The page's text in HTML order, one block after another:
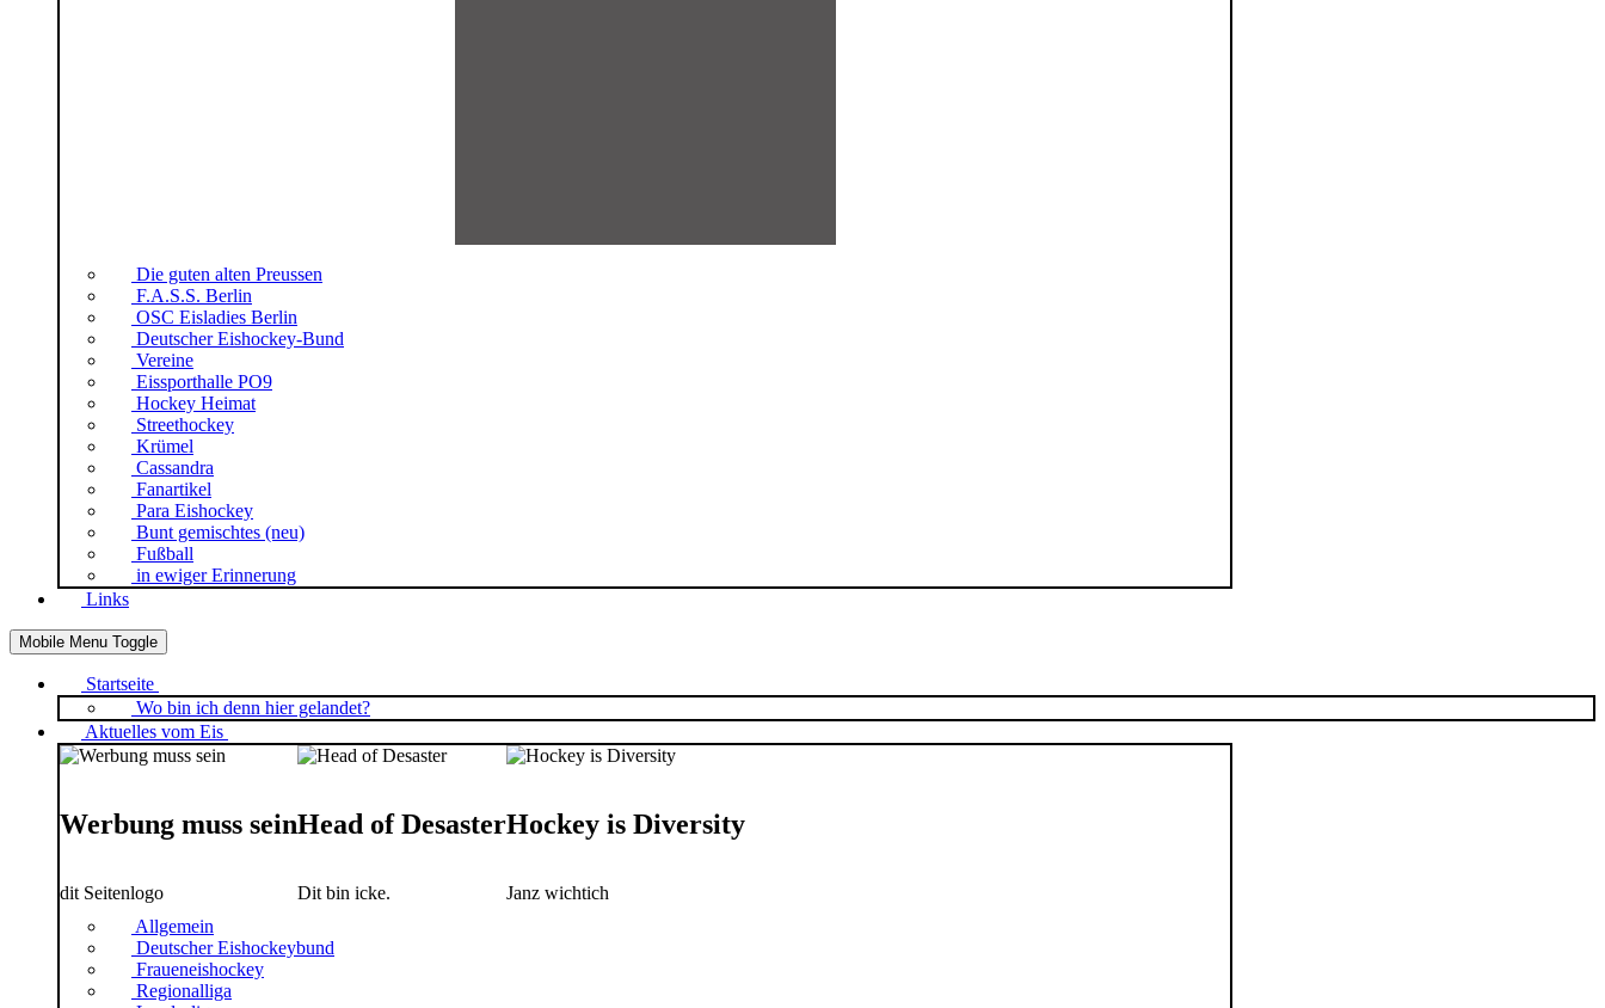
Die guten alten Preussen
F.A.S.S. Berlin
OSC Eisladies Berlin
Deutscher Eishockey-Bund
Vereine
Eissporthalle PO9
Hockey Heimat
Streethockey
Krümel
Cassandra
Fanartikel
Para Eishockey
Bunt gemischtes (neu)
Fußball
in ewiger Erinnerung
Links
Mobile Menu Toggle
Startseite
Wo bin ich denn hier gelandet?
Aktuelles vom Eis
Werbung muss sein
dit Seitenlogo
Head of Desaster
Dit bin icke.
Hockey is Diversity
Janz wichtich
Allgemein
Deutscher Eishockeybund
Fraueneishockey
Regionalliga